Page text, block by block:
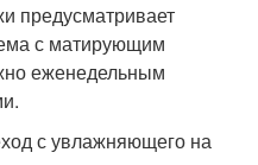
предусматривает
с матирующим
еженедельным
с увлажняющего на